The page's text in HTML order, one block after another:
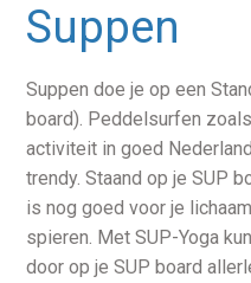
Suppen
Suppen doe je op een
board). Peddelsurfen
activiteit in goed
trendy. Staand op je SUP
is nog goed voor je
spieren. Met SUP-Yoga
door op je SUP board